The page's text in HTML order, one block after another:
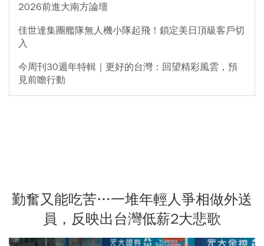
2026前進大南方論壇
佳世達集團艦隊無人機小隊起飛！鎖定美日頂級客戶切
入
今周刊30週年特輯｜更好的台灣：回望精彩風雲，預
見前瞻行動
勤奮又能吃苦…一堆年輕人爭相做外送
員，反映出台灣低薪2大悲歌